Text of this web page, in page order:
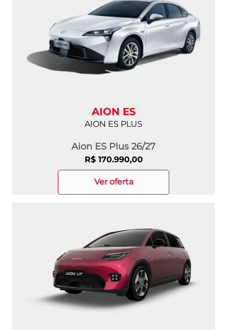
AION ES
AION ES PLUS
Aion ES Plus 26/27
R$ 170.990,00
ver oferta